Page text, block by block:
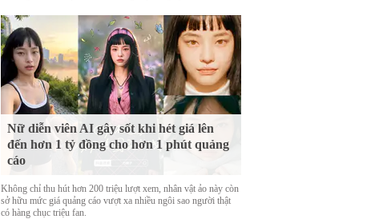
Nữ diễn viên AI gây sốt khi hét giá lên
đến hơn 1 tỷ đồng cho hơn 1 phút quảng
cáo
Không chỉ thu hút hơn 200 triệu lượt xem, nhân vật ảo này còn
sở hữu mức giá quảng cáo vượt xa nhiều ngôi sao người thật
có hàng chục triệu fan.